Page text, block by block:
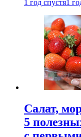
1 год спустя1
Салат,
5